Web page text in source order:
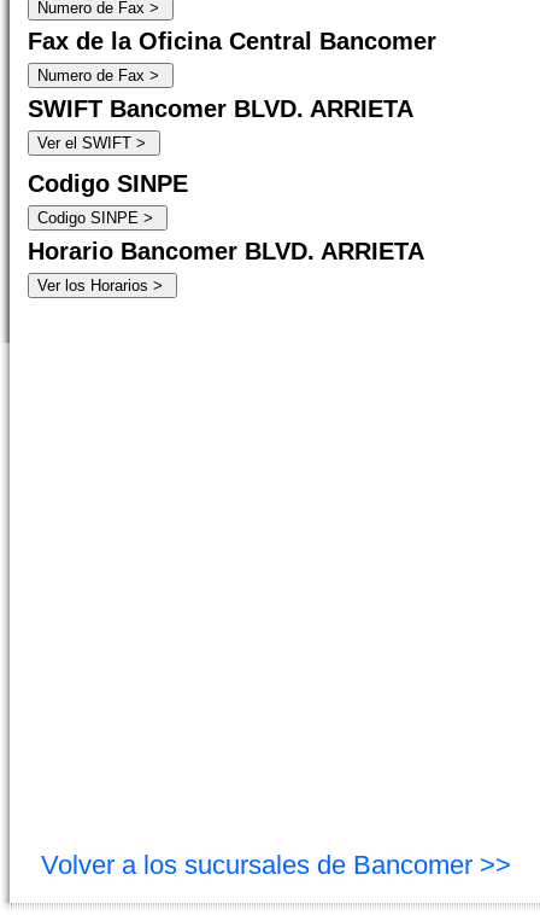
Fax de la Oficina Central Bancomer
SWIFT Bancomer BLVD. ARRIETA
Codigo SINPE
Horario Bancomer BLVD. ARRIETA
Volver a los sucursales de Bancomer >>